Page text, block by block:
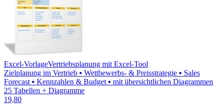
Excel-VorlageVertriebsplanung mit Excel-Tool
Zielplanung im Vertrieb ▪ Wettbewerbs- & Preisstrategie ▪ Sales
Forecast ▪ Kennzahlen & Budget ▪ mit übersichtlichen Diagrammen
25 Tabellen + Diagramme
19,80